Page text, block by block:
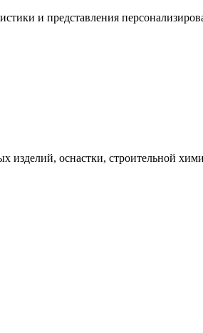
и представления
оснастки, строительной